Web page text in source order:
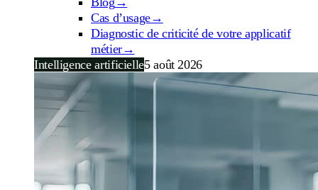
Cas d’usage→
Diagnostic de criticité de votre applicatif
métier→
Intelligence artificielle5 août 2026